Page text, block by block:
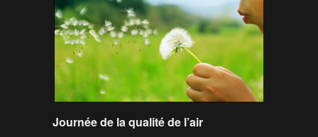
Journée de la qualité de l’air